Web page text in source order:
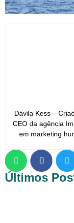
Dávila Kess –
CEO da agência
em marketing
Últimos